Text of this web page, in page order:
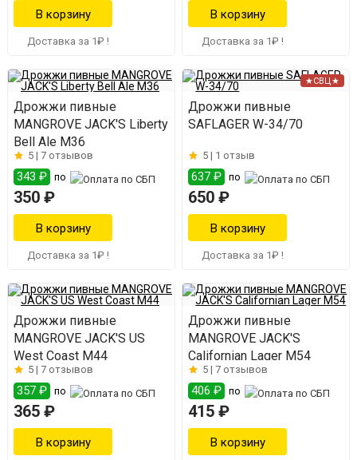
Доставка за 1₽ ! Доставка за 1₽ !
Дрожжи пивные
MANGROVE JACK'S Liberty
Bell Ale M36
5 | 7 отзывов
343 ₽ по
350 ₽
Доставка за 1₽ !
★СВЦ★
Дрожжи пивные
SAFLAGER W-34/70
5 | 1 отзыв
637 ₽ по
650 ₽
Доставка за 1₽ !
Дрожжи пивные
MANGROVE JACK'S US
West Coast M44
5 | 7 отзывов
357 ₽ по
365 ₽
Дрожжи пивные
MANGROVE JACK'S
Californian Lager M54
5 |7 отзывов
406 ₽ по
415 ₽